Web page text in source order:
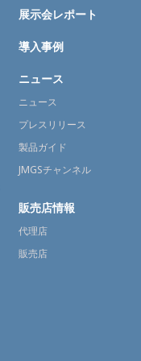
展示会レポート
導入事例
ニュース
ニュース
プレスリリース
製品ガイド
JMGSチャンネル
販売店情報
代理店
販売店